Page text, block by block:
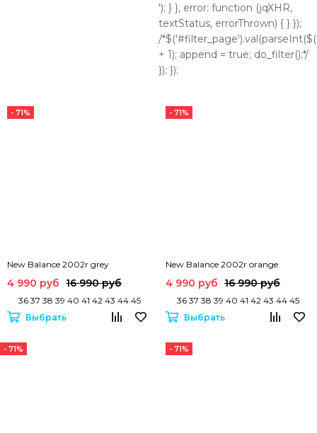
'); } }, error: function (jqXHR,
textStatus, errorThrown) { } });
/
+ 1); append = true; do_filter();*/
}); });
- 71%
New Balance 2002r grey
4 990 руб 16 990 руб
36 37 38 39 40 41 42 43 44 45
Выбрать
- 71%
New Balance 2002r orange
4 990 руб 16 990 руб
36 37 38 39 40 41 42 43 44 45
Выбрать
- 71%
New Balance 2002r purple - 71%